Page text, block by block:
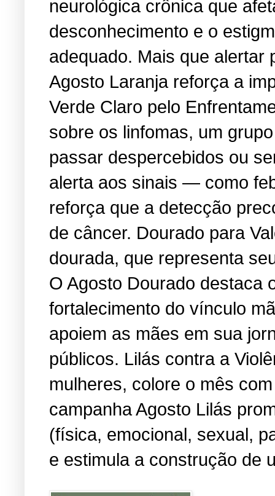
neurológica crônica que
desconhecimento e o
adequado. Mais que
Agosto Laranja reforça a
Verde Claro pelo
sobre os linfomas, um
passar despercebidos ou
alerta aos sinais — como
reforça que a detecção
de câncer. Dourado para
dourada, que representa
O Agosto Dourado destaca
fortalecimento do vínculo
apoiem as mães em sua
públicos. Lilás contra a
mulheres, colore o mês
campanha Agosto Lilás
(física, emocional, sexual,
e estimula a construção de